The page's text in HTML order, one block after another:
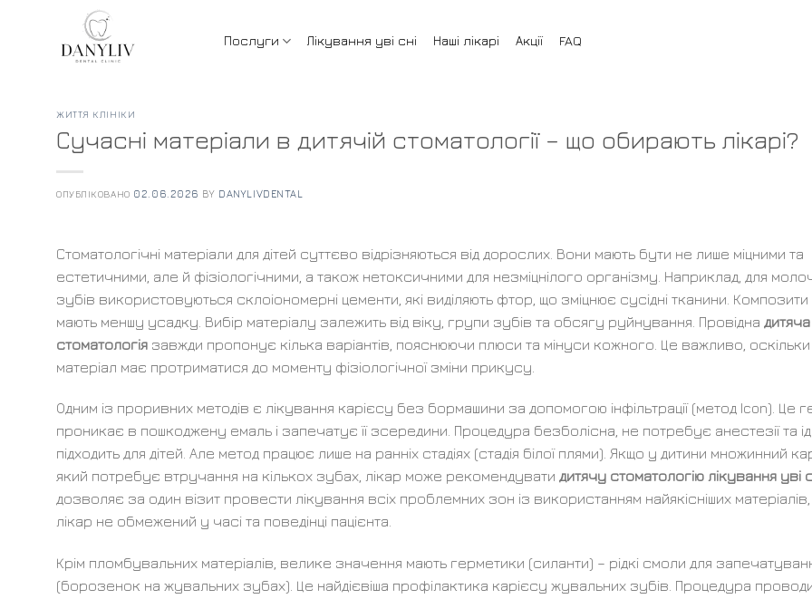
Послуги Лікування уві сні Наші лікарі Акції FAQ
ЖИТТЯ КЛІНІКИ
Сучасні матеріали в дитячій стоматології – що обирають лікарі?
ОПУБЛІКОВАНО 02.06.2026 BY DANYLIVDENTAL
Стоматологічні матеріали для дітей суттєво відрізняються від дорослих. Вони мають бути не лише міцними та
естетичними, але й фізіологічними, а також нетоксичними для незміцнілого організму. Наприклад, для
зубів використовуються склоіономерні цементи, які виділяють фтор, що зміцнює сусідні тканини. Композити
мають меншу усадку. Вибір матеріалу залежить від віку, групи зубів та обсягу руйнування. Провідна дитяча
стоматологія завжди пропонує кілька варіантів, пояснюючи плюси та мінуси кожного. Це важливо, оскільки
матеріал має протриматися до моменту фізіологічної зміни прикусу.
Одним із проривних методів є лікування карієсу без бормашини за допомогою інфільтрації (метод Icon). Це
проникає в пошкоджену емаль і запечатує її зсередини. Процедура безболісна, не потребує анестезії та
підходить для дітей. Але метод працює лише на ранніх стадіях (стадія білої плями). Якщо у дитини множинний
який потребує втручання на кількох зубах, лікар може рекомендувати дитячу стоматологію лікування уві
дозволяє за один візит провести лікування всіх проблемних зон із використанням найякісніших
лікар не обмежений у часі та поведінці пацієнта.
Крім пломбувальних матеріалів, велике значення мають герметики (силанти) – рідкі смоли для
(борозенок на жувальних зубах). Це найдієвіша профілактика карієсу жувальних зубів. Процедура